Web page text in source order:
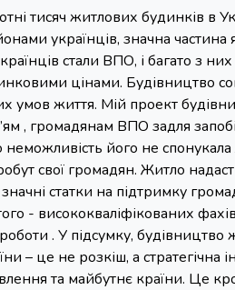
тисяч житлових будинків в
українців, значна частина
стали ВПО, і багато з
цінами. Будівництво
умов життя. Мій проект
, громадянам ВПО задля
неможливість його не
свої громадян. Житло
статки на підтримку
- висококваліфікованих
. У підсумку, будівництво
– це не розкіш, а стратегічна
та майбутнє країни. Це